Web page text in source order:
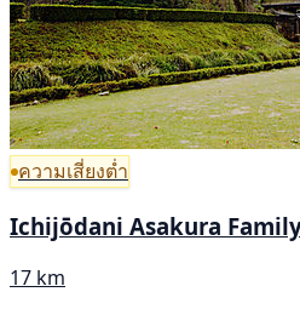
ความเสี่ยงต่ำ
Ichijōdani Asakura
17 km